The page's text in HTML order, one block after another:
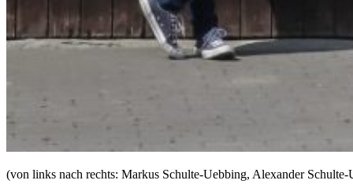
(von links nach rechts: Markus Schulte-Uebbing, Alexander